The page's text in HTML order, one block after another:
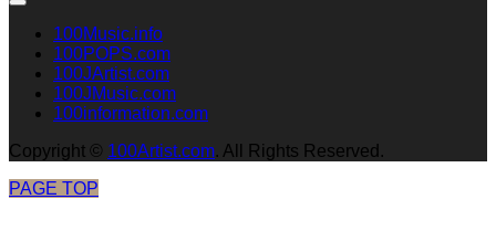
100Music.info
100POPS.com
100JArtist.com
100JMusic.com
100information.com
Copyright © 100Artist.com. All Rights Reserved.
PAGE TOP